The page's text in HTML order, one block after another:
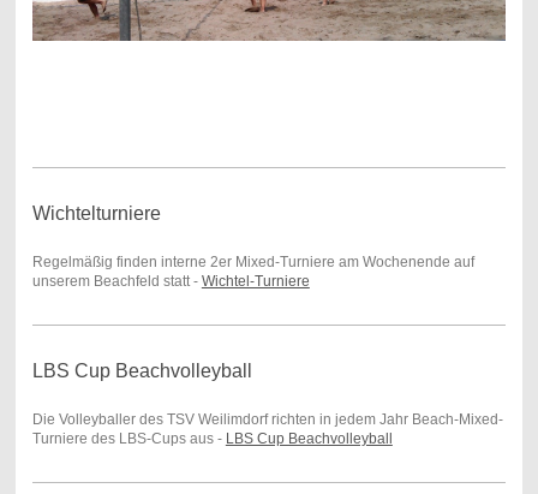
Wichtelturniere
Regelmäßig finden interne 2er Mixed-Turniere am Wochenende auf
unserem Beachfeld statt - Wichtel-Turniere
LBS Cup Beachvolleyball
Die Volleyballer des TSV Weilimdorf richten in jedem Jahr Beach-Mixed-
Turniere des LBS-Cups aus - LBS Cup Beachvolleyball